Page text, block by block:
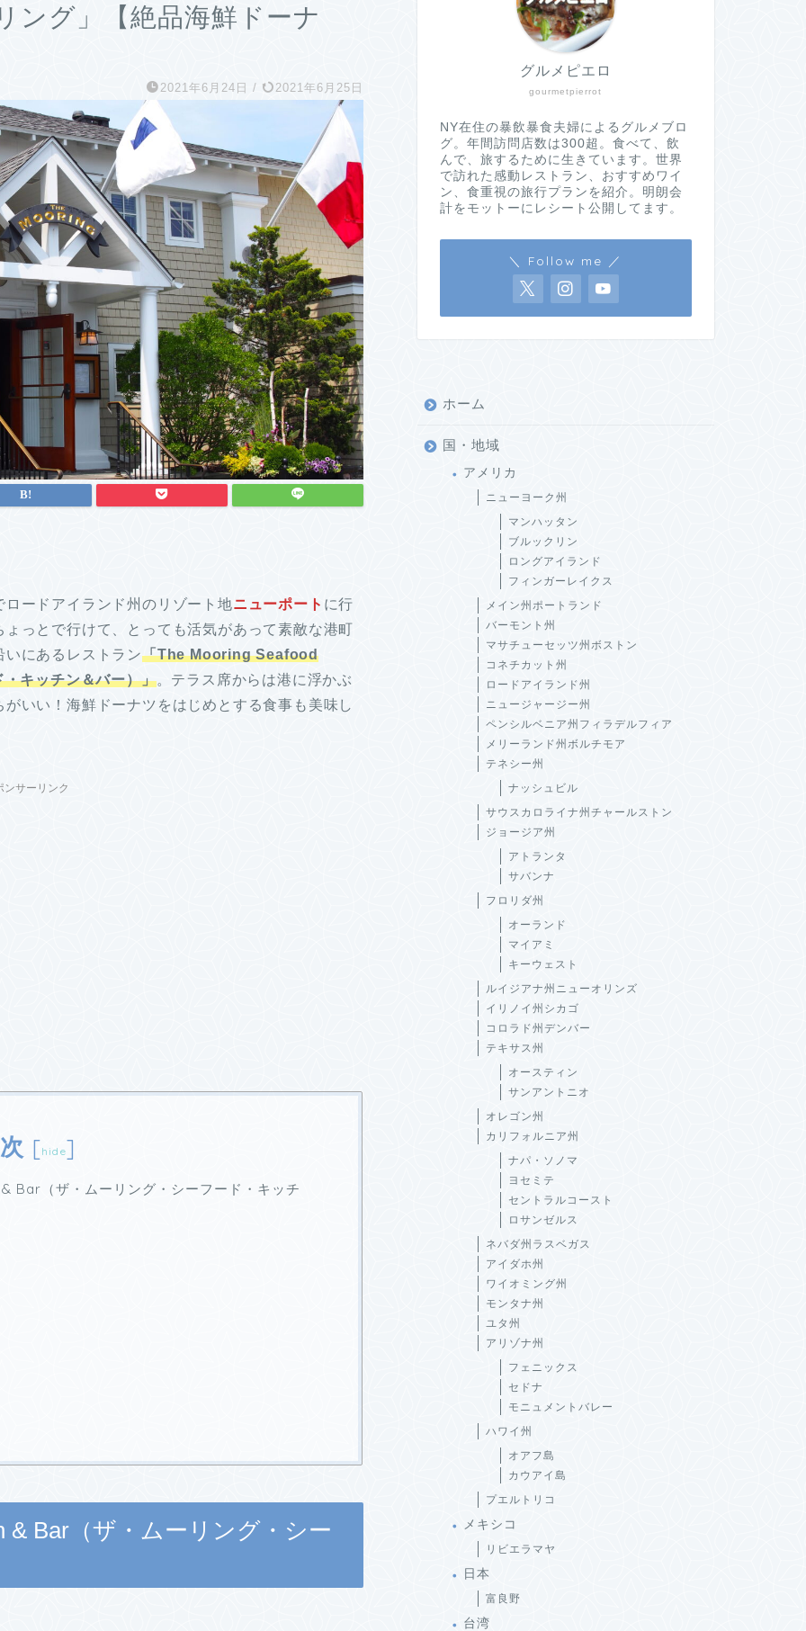
ング」【絶品海鮮ドーナ
2021年6月24日 / 2021年6月25日
ードアイランド州のリゾート地ニューポート に行
っとで行けて、とっても活気があって素敵な港町
にあるレストラン「The Mooring Seafood
キッチン＆バー）」。テラス席からは港に浮かぶ
いい！海鮮ドーナツをはじめとする食事も美味し
ンサーリンク
[hide]
（ザ・ムーリング・シーフード・キッチ
& Bar（ザ・ムーリング・シー
gourmetpierrot
グルメピエロ
NY在住の暴飲暴食夫婦によるグルメブロ
グ。年間訪問店数は300超。食べて、飲
んで、旅するために生きています。世界
で訪れた感動レストラン、おすすめワイ
ン、食重視の旅行プランを紹介。明朗会
計をモットーにレシート公開してます。
＼ Follow me ／
ホーム
国・地域
アメリカ
ニューヨーク州
マンハッタン
ブルックリン
ロングアイランド
フィンガーレイクス
メイン州ポートランド
バーモント州
マサチューセッツ州ボストン
コネチカット州
ロードアイランド州
ニュージャージー州
ペンシルベニア州フィラデルフィア
メリーランド州ボルチモア
テネシー州
ナッシュビル
サウスカロライナ州チャールストン
ジョージア州
アトランタ
サバンナ
フロリダ州
オーランド
マイアミ
キーウェスト
ルイジアナ州ニューオリンズ
イリノイ州シカゴ
コロラド州デンバー
テキサス州
オースティン
サンアントニオ
オレゴン州
カリフォルニア州
ナパ・ソノマ
ヨセミテ
セントラルコースト
ロサンゼルス
ネバダ州ラスベガス
アイダホ州
ワイオミング州
モンタナ州
ユタ州
アリゾナ州
フェニックス
セドナ
モニュメントバレー
ハワイ州
オアフ島
カウアイ島
プエルトリコ
メキシコ
リビエラマヤ
日本
富良野
台湾